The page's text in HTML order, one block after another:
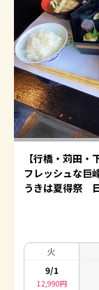
【行橋・苅田
フレッシュな巨
うきは夏得祭
火
9/1
12,990円